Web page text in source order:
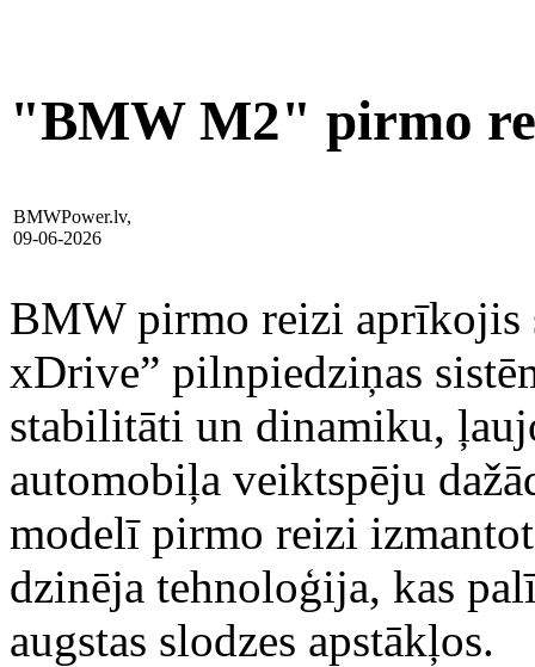
"BMW M2" pirmo
BMWPower.lv,
09-06-2026
BMW pirmo reizi aprīkojis
xDrive” pilnpiedziņas
stabilitāti un dinamiku,
automobiļa veiktspēju
modelī pirmo reizi
dzinēja tehnoloģija, kas
augstas slodzes apstākļos.